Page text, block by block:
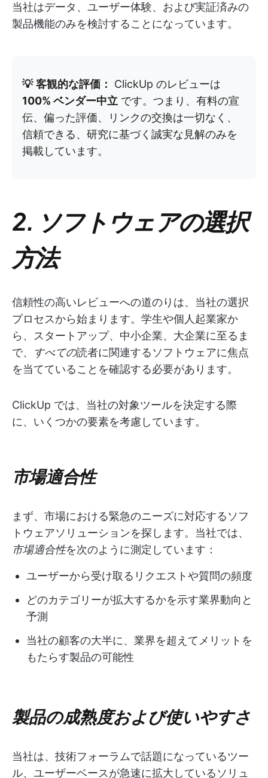
当社はデータ、ユーザー体験、および実証済みの
製品機能のみを検討することになっています。
💡 客観的な評価：
ClickUp のレビューは
100% ベンダー中立 です。つまり、有料の宣
伝、偏った評価、リンクの交換は一切なく、
信頼できる、研究に基づく誠実な見解のみを
掲載しています。
2. ソフトウェアの選択
方法
信頼性の高いレビューへの道のりは、当社の選択
プロセスから始まります。学生や個人起業家か
ら、スタートアップ、中小企業、大企業に至るま
で、
すべての読者に関連するソフトウェアに焦点
を当てていることを確認する必要があります。
ClickUp では、当社の対象ツールを決定する際
に、いくつかの要素を考慮しています。
市場適合性
まず、市場における緊急のニーズに対応するソフ
トウェアソリューションを探します。当社では、
市場適合性を次のように測定しています：
ユーザーから受け取るリクエストや質問の頻度
どのカテゴリーが拡大するかを示す業界動向と
予測
当社の顧客の大半に、業界を超えてメリットを
もたらす製品の可能性
製品の成熟度および使いやすさ
当社は、技術フォーラムで話題になっているツー
ル、ユーザーベースが急速に拡大しているソリュ